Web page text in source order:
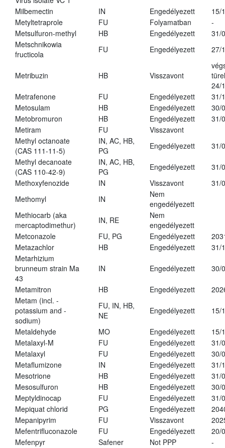
Milbemectin
IN Engedélyezett
15/
Metyltetraprole
FU Folyamatban
-
Metsulfuron-methyl
HB Engedélyezett
31/
Metschnikowia
fructicola
FU Engedélyezett 27/
Metribuzin HB Visszavont
24/
Metrafenone
FU Engedélyezett
31/
Metosulam
HB Engedélyezett
30/
Metobromuron
HB Engedélyezett
31/
Metiram
FU
Visszavont
Methyl octanoate
(CAS 111-11-5)
IN, AC, HB,
PG
Engedélyezett
31/
Methyl decanoate
(CAS 110-42-9)
IN, AC, HB,
PG
Engedélyezett
31/
Methoxyfenozide
IN Visszavont
31/
Methomyl
IN
Nem
engedélyezett
Methiocarb (aka
mercaptodimethur)
IN, RE
Nem
engedélyezett
Metconazole
FU, PG Engedélyezett
Metazachlor
HB Engedélyezett
31/
Metarhizium
brunneum strain Ma
43
IN Engedélyezett 30/
Metamitron HB Engedélyezett
Metam (incl. -
potassium and -
sodium)
FU, IN, HB,
NE
Engedélyezett 15/
Metaldehyde MO Engedélyezett
15/
Metalaxyl-M
FU Engedélyezett
31/
Metalaxyl
FU Engedélyezett
30/
Metaflumizone
IN Engedélyezett
31/
Mesotrione
HB Engedélyezett
31/
Mesosulfuron
HB Engedélyezett
30/
Meptyldinocap
FU Engedélyezett
31/
Mepiquat chlorid
PG Engedélyezett
Mepanipyrim
FU Visszavont
Mefentrifluconazole
FU Engedélyezett
20/
Mefenpyr
Safener Not PPP -